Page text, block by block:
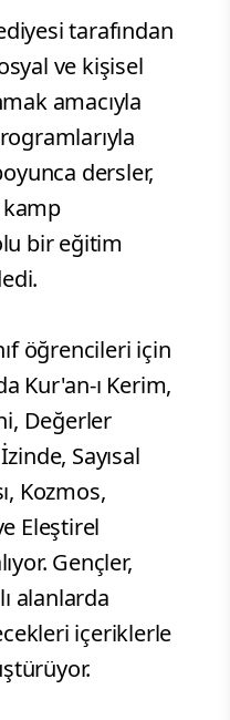
tarafından
ve kişisel
amacıyla
dersler,
bir eğitim
öğrencileri için
Kur'an-ı Kerim,
Değerler
Sayısal
Kozmos,
Eleştirel
Gençler,
alanlarda
içeriklerle